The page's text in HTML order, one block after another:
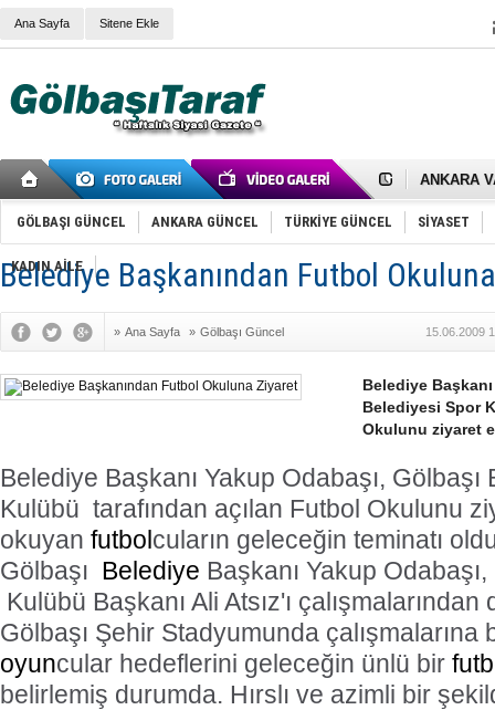
Ana Sayfa Sitene Ekle
Cemal
Samet
FAİZ
OLİMPİK
SÖZ
Mikail
Gölbaşı
İNCEK
GÖLBAŞI GÜNCEL ANKARA GÜNCEL TÜRKİYE GÜNCEL SİYASET
KADIN AİLE
Belediye Başkanından Futbol
» Ana Sayfa » Gölbaşı Güncel 15.06.2009
Belediye
Belediyesi Spor
Okulunu ziyaret
Belediye Başkanı Yakup Odabaşı,
Kulübü tarafından açılan Futbol Okulunu
okuyan futbolcuların geleceğin teminatı
Gölbaşı Belediye Başkanı Yakup
Kulübü Başkanı Ali Atsız'ı çalışmalarından
Gölbaşı Şehir Stadyumunda çalışmalarına
oyuncular hedeflerini geleceğin ünlü bir
belirlemiş durumda. Hırslı ve azimli bir